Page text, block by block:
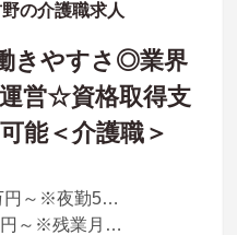
の介護職求人
きやすさ◎業界
営☆資格取得支
能＜介護職＞
月収 23.7万円～※夜勤5回想定
年収 331万円～※残業月10時間、夜勤平均5回、各種手当・賞与を含んだ例です